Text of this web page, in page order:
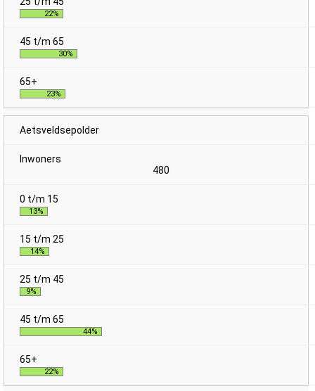
22%
30%
23%
Aetsveldsepolder
480
13%
14%
9%
44%
22%